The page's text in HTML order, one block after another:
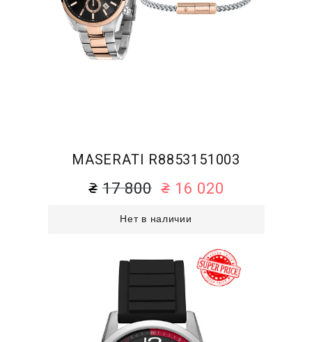
MASERATI R8853151003
17 800 16 020
Нет в наличии